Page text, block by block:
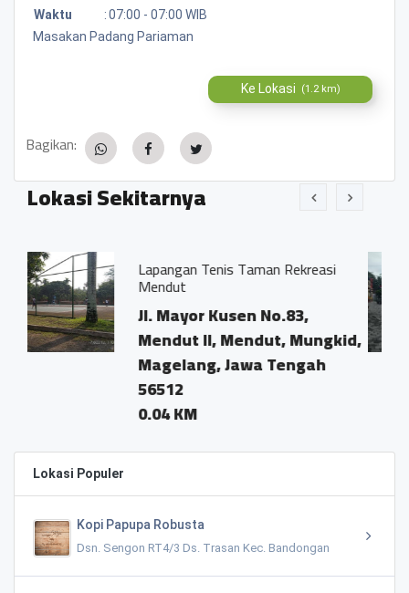
Waktu
:07:00 - 07:00 WIB
Masakan Padang Pariaman
Ke Lokasi (1.2 km)
Bagikan:
Lokasi Sekitarnya
Tenis Taman Rekreasi
Mayor Kusen No.83,
II, Mendut, Mungkid,
Jawa Tengah
SPBU
Jl.No
Lokasi Populer
Kopi Papupa Robusta
Dsn. Sengon RT4/3 Ds. Trasan Kec. Bandongan